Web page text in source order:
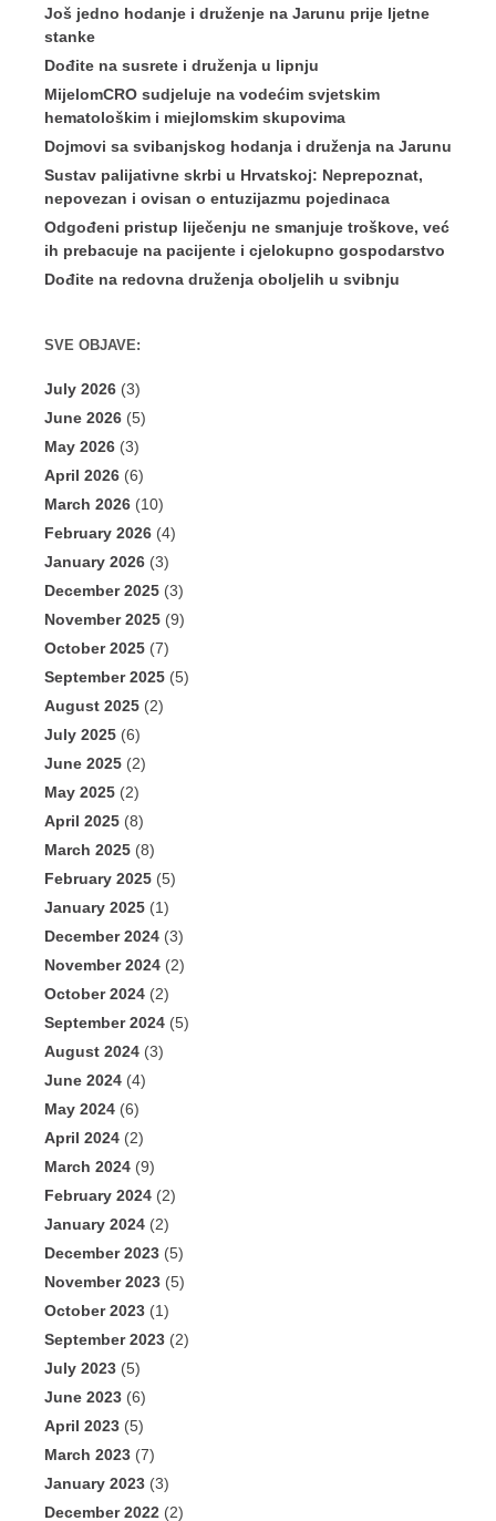
Još jedno hodanje i druženje na Jarunu prije ljetne
stanke
Dođite na susrete i druženja u lipnju
MijelomCRO sudjeluje na vodećim svjetskim
hematološkim i miejlomskim skupovima
Dojmovi sa svibanjskog hodanja i druženja na Jarunu
Sustav palijativne skrbi u Hrvatskoj: Neprepoznat,
nepovezan i ovisan o entuzijazmu pojedinaca
Odgođeni pristup liječenju ne smanjuje troškove, već
ih prebacuje na pacijente i cjelokupno gospodarstvo
Dođite na redovna druženja oboljelih u svibnju
SVE OBJAVE:
July 2026 (3)
June 2026 (5)
May 2026 (3)
April 2026 (6)
March 2026 (10)
February 2026 (4)
January 2026 (3)
December 2025 (3)
November 2025 (9)
October 2025 (7)
September 2025 (5)
August 2025 (2)
July 2025 (6)
June 2025 (2)
May 2025 (2)
April 2025 (8)
March 2025 (8)
February 2025 (5)
January 2025 (1)
December 2024 (3)
November 2024 (2)
October 2024 (2)
September 2024 (5)
August 2024 (3)
June 2024 (4)
May 2024 (6)
April 2024 (2)
March 2024 (9)
February 2024 (2)
January 2024 (2)
December 2023 (5)
November 2023 (5)
October 2023 (1)
September 2023 (2)
July 2023 (5)
June 2023 (6)
April 2023 (5)
March 2023 (7)
January 2023 (3)
December 2022 (2)